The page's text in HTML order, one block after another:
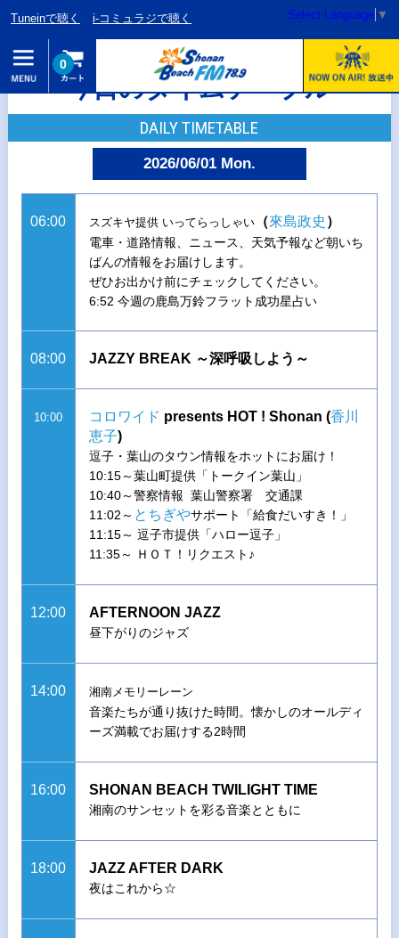
Tuneinで聴く i-コミュラジで聴く Select Language ▼
0
今日のタイムテーブル
DAILY TIMETABLE
2026/06/01 Mon.
06:00 スズキヤ提供 いってらっしゃい（來島政史 ）
電車・道路情報、ニュース、天気予報など朝いち
ばんの情報をお届けします。
ぜひお出かけ前にチェックしてください。
6:52 今週の鹿島万鈴フラット成功星占い
08:00 JAZZY BREAK ～深呼吸しよう～
10:00 コロワイド presents HOT ! Shonan (香川
恵子)
逗子・葉山のタウン情報をホットにお届け！
10:15～葉山町提供「トークイン葉山」
10:40～警察情報 葉山警察署 交通課
11:02～ とちぎやサポート「給食だいすき！」
11:15～ 逗子市提供「ハロー逗子」
11:35～ ＨＯＴ！リクエスト♪
12:00 AFTERNOON JAZZ
昼下がりのジャズ
14:00 湘南メモリーレーン
音楽たちが通り抜けた時間。懐かしのオールディ
ーズ満載でお届けする2時間
16:00 SHONAN BEACH TWILIGHT TIME
湘南のサンセットを彩る音楽とともに
18:00 JAZZ AFTER DARK
夜はこれから☆